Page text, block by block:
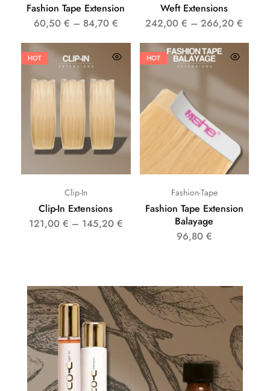
Fashion Tape Extension
60,50 € – 84,70 €
Weft Extensions
242,00€ –266,20€
HOT
Clip-In
Clip-In Extensions
121,00 € – 145,20 €
HOT
Fashion-Tape
Fashion Tape Extension
Balayage
96,80 €